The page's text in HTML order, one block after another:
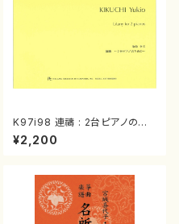
K97i98 連禱 : 2台ピアノのた
めの（2 Pianos / 菊池 幸夫 /
楽譜）
¥2,200